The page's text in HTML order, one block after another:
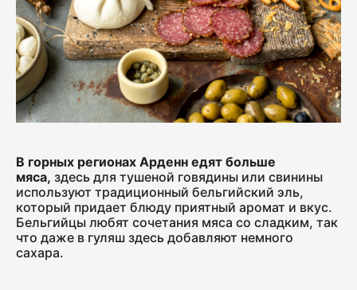
Колбаса сырокопчёная "Зернистая"
ГОСТ
600
200
Ветчина "С окороком"
В горных регионах Арденн едят больше
мяса, здесь для тушеной говядины или свинины
используют традиционный бельгийский эль,
который придает блюду приятный аромат и вкус.
Бельгийцы любят сочетания мяса со сладким, так
что даже в гуляш здесь добавляют немного
сахара.